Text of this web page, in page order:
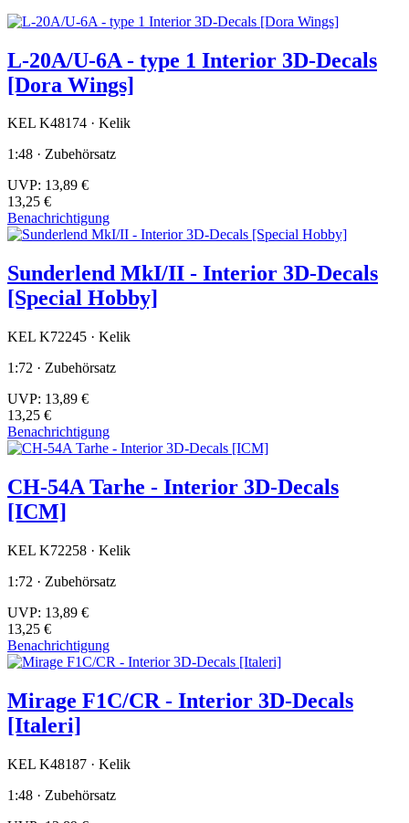
L-20A/U-6A - type 1 Interior 3D-Decals
[Dora Wings]
KEL K48174 · Kelik
1:48 · Zubehörsatz
UVP: 13,89 €
13,25 €
Benachrichtigung
Sunderlend MkI/II - Interior 3D-Decals
[Special Hobby]
KEL K72245 · Kelik
1:72 · Zubehörsatz
UVP: 13,89 €
13,25 €
Benachrichtigung
CH-54A Tarhe - Interior 3D-Decals
[ICM]
KEL K72258 · Kelik
1:72 · Zubehörsatz
UVP: 13,89 €
13,25 €
Benachrichtigung
Mirage F1C/CR - Interior 3D-Decals
[Italeri]
KEL K48187 · Kelik
1:48 · Zubehörsatz